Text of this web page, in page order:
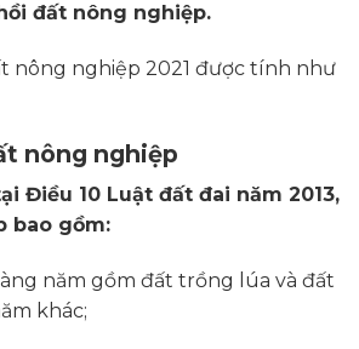
đất nông nghiệp.
nông nghiệp
Điều 10 Luật đất đai năm 2013,
bao gồm:
năm gồm đất trồng lúa và đất
khác;